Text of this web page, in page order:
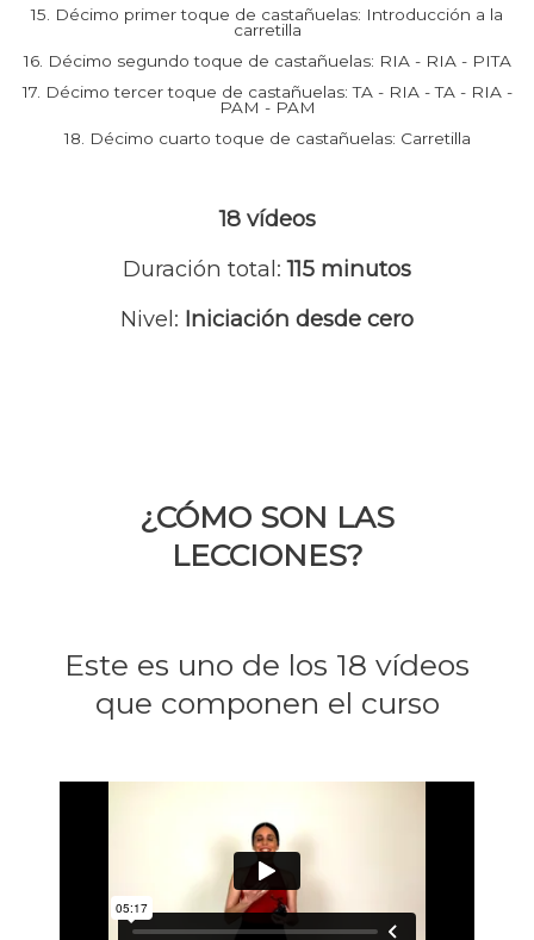
15. Décimo primer toque de castañuelas: Introducción a la
carretilla
16. Décimo segundo toque de castañuelas: RIA - RIA - PITA
17. Décimo tercer toque de castañuelas: TA - RIA - TA - RIA -
PAM - PAM
18. Décimo cuarto toque de castañuelas: Carretilla
18 vídeos
Duración total:115 minutos
Nivel: Iniciación desde cero
¿CÓMO SON LAS
LECCIONES?
Este es uno de los 18 vídeos
que componen el curso